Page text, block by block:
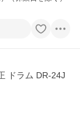
ドラム DR-24J